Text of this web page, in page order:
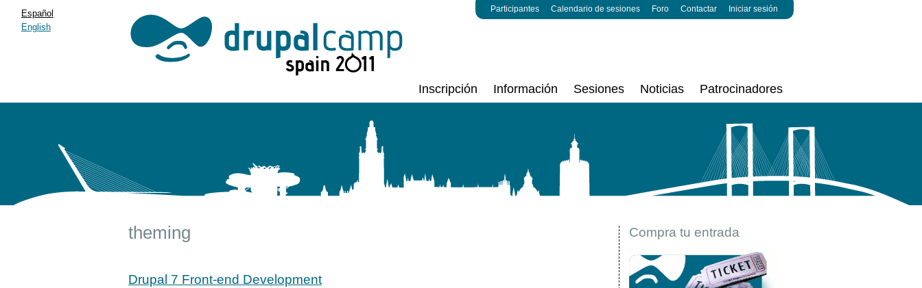
Participantes Calendario de sesiones Foro Contactar Iniciar sesión
Inscripción Información Sesiones Noticias Patrocinadores
Español
English
theming
Drupal 7 Front-end Development
Compra tu entrada